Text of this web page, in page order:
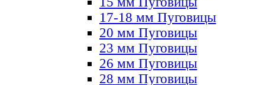
17-18 мм Пуговицы
20 мм Пуговицы
23 мм Пуговицы
26 мм Пуговицы
28 мм Пуговицы